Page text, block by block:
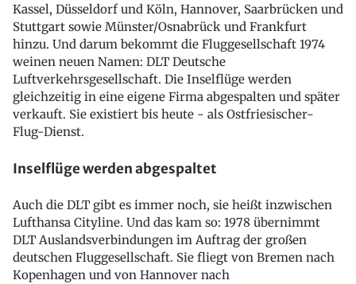
Kassel, Düsseldorf und Köln, Hannover, Saarbrücken und
Stuttgart sowie Münster/Osnabrück und Frankfurt
hinzu. Und darum bekommt die Fluggesellschaft 1974
weinen neuen Namen: DLT Deutsche
Luftverkehrsgesellschaft. Die Inselflüge werden
gleichzeitig in eine eigene Firma abgespalten und später
verkauft. Sie existiert bis heute - als Ostfriesischer-
Flug-Dienst.
Inselflüge werden abgespaltet
Auch die DLT gibt es immer noch, sie heißt inzwischen
Lufthansa Cityline. Und das kam so: 1978 übernimmt
DLT Auslandsverbindungen im Auftrag der großen
deutschen Fluggesellschaft. Sie fliegt von Bremen nach
Kopenhagen und von Hannover nach